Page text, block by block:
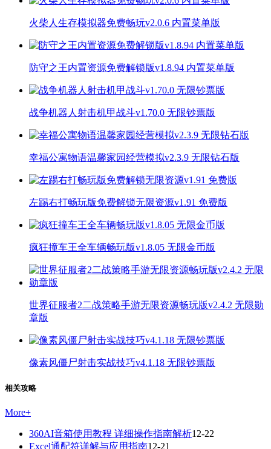
火柴人生存模拟器免费畅玩v2.0.6 内置菜单版
防守之王内置资源免费解锁版v1.8.94 内置菜单版
战争机器人射击机甲战斗v1.70.0 无限钞票版
幸福公寓物语温馨家园经营模拟v2.3.9 无限钻石版
左踢右打畅玩版免费解锁无限资源v1.91 免费版
疯狂撞车王全车辆畅玩版v1.8.05 无限金币版
世界征服者2二战策略手游无限资源畅玩版v2.4.2 无限勋
章版
像素风僵尸射击实战技巧v4.1.18 无限钞票版
相关攻略
More+
360AI音箱使用教程 详细操作指南解析12-22
Excel通配符详解与应用指南12-21